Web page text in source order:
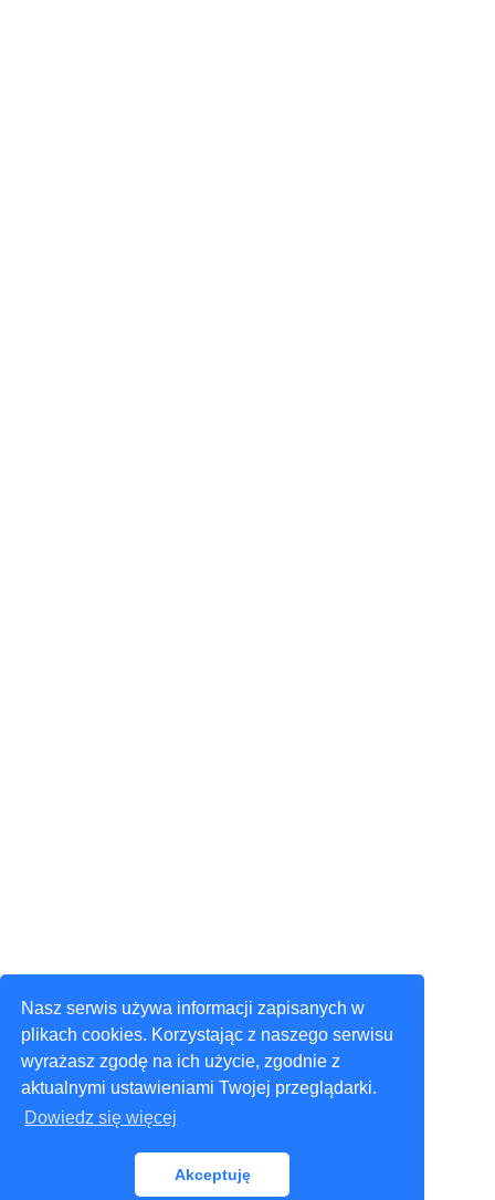
Nasz serwis używa informacji zapisanych w
plikach cookies. Korzystając z naszego serwisu
wyrażasz zgodę na ich użycie, zgodnie z
aktualnymi ustawieniami Twojej przeglądarki.
Dowiedz się więcej
Akceptuję